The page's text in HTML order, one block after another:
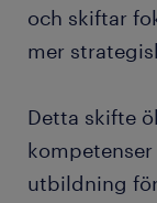
och skiftar
mer
Detta skifte
utbildning